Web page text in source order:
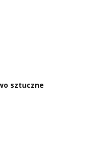
sztuczne